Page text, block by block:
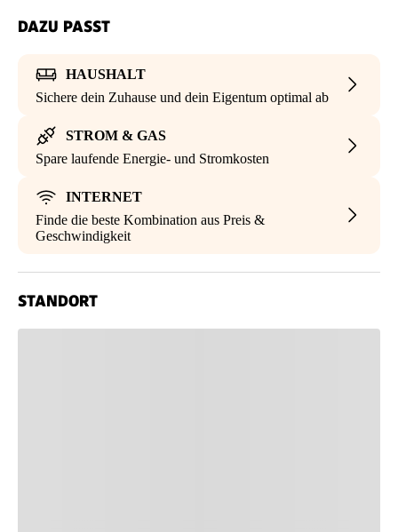
DAZU PASST
HAUSHALT
Sichere dein Zuhause und dein Eigentum optimal ab
STROM & GAS
Spare laufende Energie- und Stromkosten
INTERNET
Finde die beste Kombination aus Preis &
Geschwindigkeit
STANDORT